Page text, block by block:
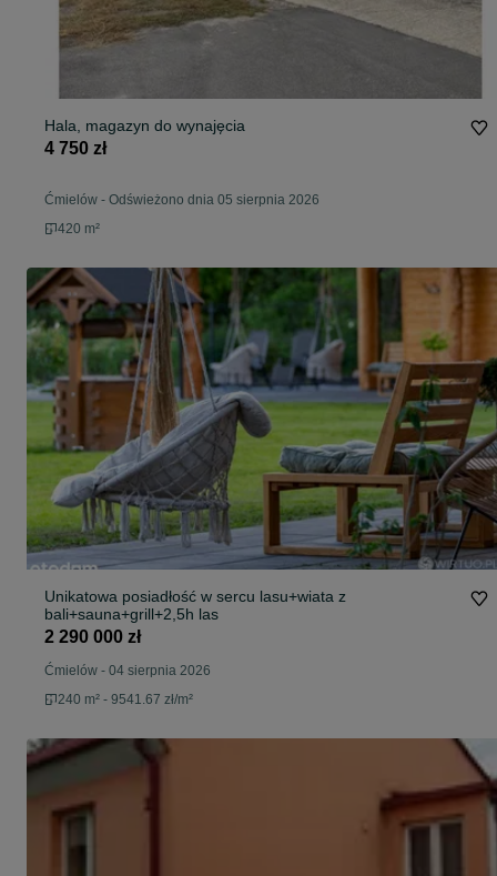
Hala, magazyn do wynajęcia
4 750 zł
Ćmielów - Odświeżono dnia 05 sierpnia 2026
420 m²
Unikatowa posiadłość w sercu lasu+wiata z
bali+sauna+grill+2,5h las
2 290 000 zł
Ćmielów - 04 sierpnia 2026
240 m² - 9541.67 zł/m²